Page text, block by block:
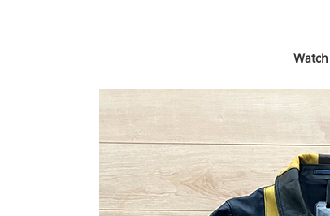
Watch